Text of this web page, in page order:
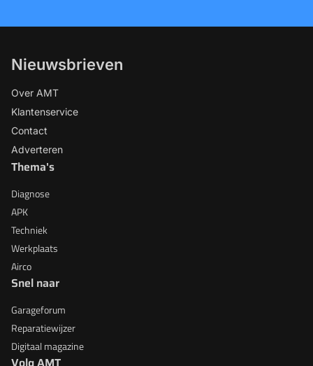
Nieuwsbrieven
Over AMT
Klantenservice
Contact
Adverteren
Thema's
Diagnose
APK
Techniek
Werkplaats
Airco
Snel naar
Garageforum
Reparatiewijzer
Digitaal magazine